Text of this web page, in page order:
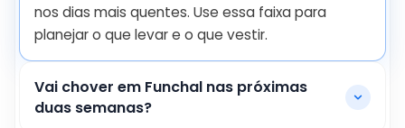
nos dias mais quentes. Use essa faixa para
planejar o que levar e o que vestir.
Vai chover em Funchal nas próximas
duas semanas?